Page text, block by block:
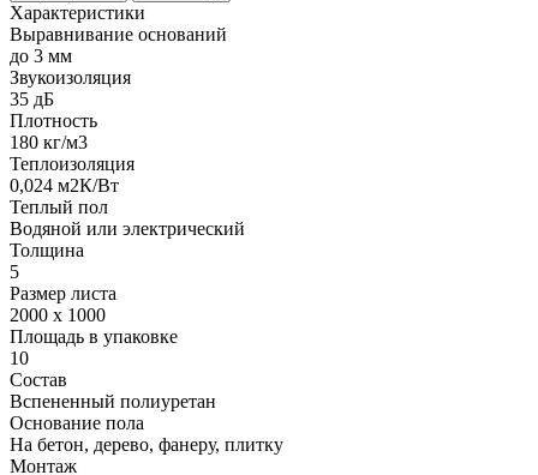
Характеристики
Выравнивание оснований
до 3 мм
Звукоизоляция
35 дБ
Плотность
180 кг/м3
Теплоизоляция
0,024 м2К/Вт
Теплый пол
Водяной или электрический
Толщина
5
Размер листа
2000 х 1000
Площадь в упаковке
10
Состав
Вспененный полиуретан
Основание пола
На бетон, дерево, фанеру, плитку
Монтаж